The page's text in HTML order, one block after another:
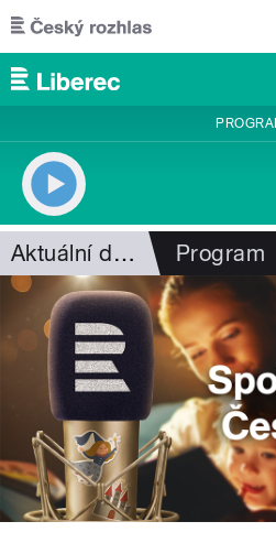
Přejít k hlavnímu obsahu
Aktuální dění Program